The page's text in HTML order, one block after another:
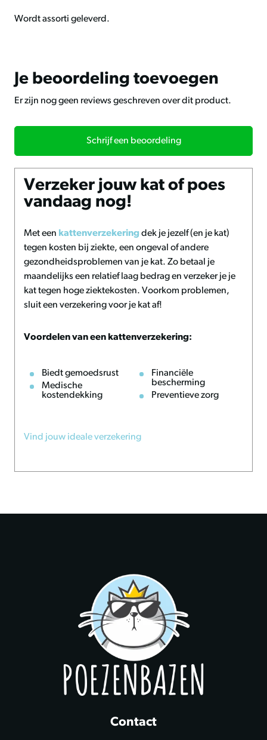
Wordt assorti geleverd.
Je beoordeling toevoegen
Er zijn nog geen reviews geschreven over dit product.
Schrijf een beoordeling
Verzeker jouw kat of poes
vandaag nog!
Met een kattenverzekering dek je jezelf (en je kat)
tegen kosten bij ziekte, een ongeval of andere
gezondheidsproblemen van je kat. Zo betaal je
maandelijks een relatief laag bedrag en verzeker je je
kat tegen hoge ziektekosten. Voorkom problemen,
sluit een verzekering voor je kat af!
Voordelen van een kattenverzekering:
Biedt gemoedsrust
Medische
kostendekking
Financiële
bescherming
Preventieve zorg
Vind jouw ideale verzekering
Contact